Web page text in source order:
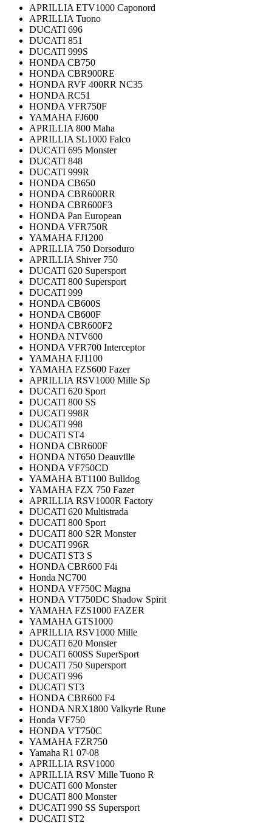
APRILLIA ETV1000 Caponord
APRILLIA Tuono
DUCATI 696
DUCATI 851
DUCATI 999S
HONDA CB750
HONDA CBR900RE
HONDA RVF 400RR NC35
HONDA RC51
HONDA VFR750F
YAMAHA FJ600
APRILLIA 800 Maha
APRILLIA SL1000 Falco
DUCATI 695 Monster
DUCATI 848
DUCATI 999R
HONDA CB650
HONDA CBR600RR
HONDA CBR600F3
HONDA Pan European
HONDA VFR750R
YAMAHA FJ1200
APRILLIA 750 Dorsoduro
APRILLIA Shiver 750
DUCATI 620 Supersport
DUCATI 800 Supersport
DUCATI 999
HONDA CB600S
HONDA CB600F
HONDA CBR600F2
HONDA NTV600
HONDA VFR700 Interceptor
YAMAHA FJ1100
YAMAHA FZS600 Fazer
APRILLIA RSV1000 Mille Sp
DUCATI 620 Sport
DUCATI 800 SS
DUCATI 998R
DUCATI 998
DUCATI ST4
HONDA CBR600F
HONDA NT650 Deauville
HONDA VF750CD
YAMAHA BT1100 Bulldog
YAMAHA FZX 750 Fazer
APRILLIA RSV1000R Factory
DUCATI 620 Multistrada
DUCATI 800 Sport
DUCATI 800 S2R Monster
DUCATI 996R
DUCATI ST3 S
HONDA CBR600 F4i
Honda NC700
HONDA VF750C Magna
HONDA VT750DC Shadow Spirit
YAMAHA FZS1000 FAZER
YAMAHA GTS1000
APRILLIA RSV1000 Mille
DUCATI 620 Monster
DUCATI 600SS SuperSport
DUCATI 750 Supersport
DUCATI 996
DUCATI ST3
HONDA CBR600 F4
HONDA NRX1800 Valkyrie Rune
Honda VF750
HONDA VT750C
YAMAHA FZR750
Yamaha R1 07-08
APRILLIA RSV1000
APRILLIA RSV Mille Tuono R
DUCATI 600 Monster
DUCATI 800 Monster
DUCATI 990 SS Supersport
DUCATI ST2